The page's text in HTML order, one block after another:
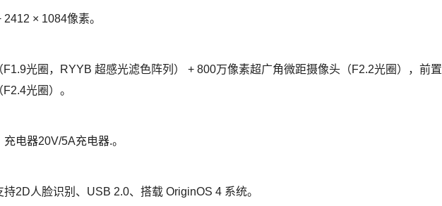
× 1084像素。
光圈，RYYB 超感光滤色阵列） + 800万像素超广角微距摄像头（F2.2光圈），前置
光圈）。
电器20V/5A充电器.。
2D人脸识别、USB 2.0、搭载 OriginOS 4 系统。